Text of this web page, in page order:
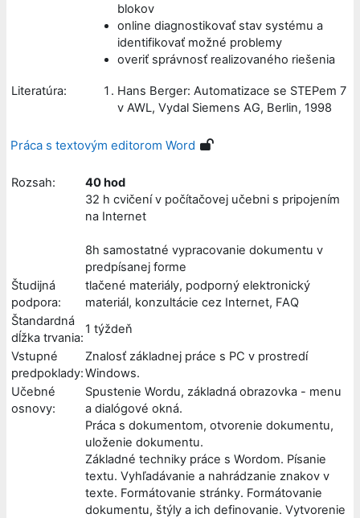
blokov
online diagnostikovať stav systému a
identifikovať možné problemy
overiť správnosť realizovaného riešenia
Literatúra:
Hans Berger: Automatizace se STEPem 7
v AWL, Vydal Siemens AG, Berlin, 1998
Práca s textovým editorom Word
Rozsah:
40 hod
32 h cvičení v počítačovej učebni s pripojením
na Internet
8h samostatné vypracovanie dokumentu v
predpísanej forme
Študijná
podpora:
tlačené materiály, podporný elektronický
materiál, konzultácie cez Internet, FAQ
Štandardná
dĺžka trvania:
1 týždeň
Vstupné
predpoklady:
Znalosť základnej práce s PC v prostredí
Windows.
Učebné
osnovy:
Spustenie Wordu, základná obrazovka - menu
a dialógové okná.
Práca s dokumentom, otvorenie dokumentu,
uloženie dokumentu.
Základné techniky práce s Wordom. Písanie
textu. Vyhľadávanie a nahrádzanie znakov v
texte. Formátovanie stránky. Formátovanie
dokumentu, štýly a ich definovanie. Vytvorenie